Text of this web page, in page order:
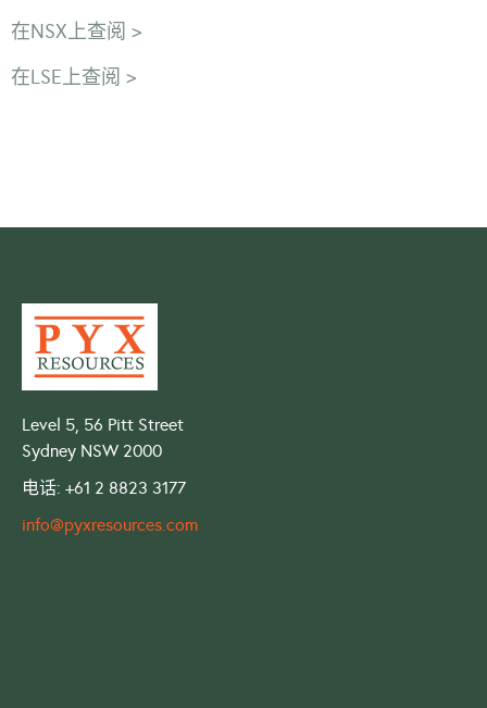
在NSX上查阅 >
在LSE上查阅 >
Level 5, 56 Pitt Street
Sydney NSW 2000
电话: +61 2 8823 3177
info@pyxresources.com